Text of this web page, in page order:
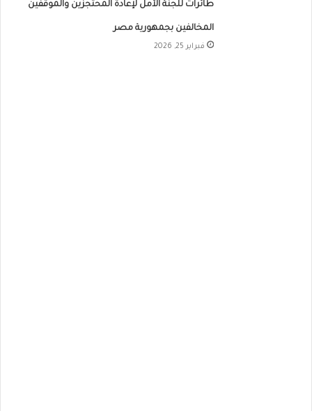
طائرات للجنة الأمل لإعادة المحتجزين والموقفين
المخالفين بجمهورية مصر
فبراير 25, 2026